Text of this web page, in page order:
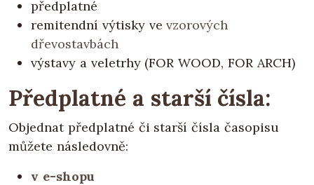
předplatné
remitendní výtisky vevzorových
dřevostavbách
výstavy a veletrhy (FOR WOOD, FOR ARCH)
Předplatné a starší čísla:
Objednat předplatné či starší čísla časopisu
můžete následovně:
v e-shopu